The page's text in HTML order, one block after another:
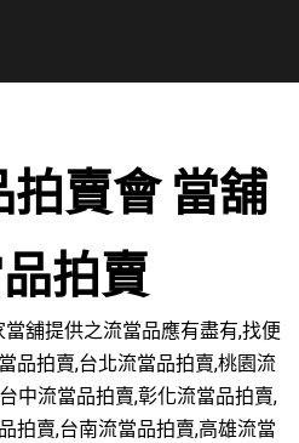
拍賣會 當舖
拍賣
舖提供之流當品應有盡有,找便
品拍賣,台北流當品拍賣,桃園流
中流當品拍賣,彰化流當品拍賣,
拍賣,台南流當品拍賣,高雄流當